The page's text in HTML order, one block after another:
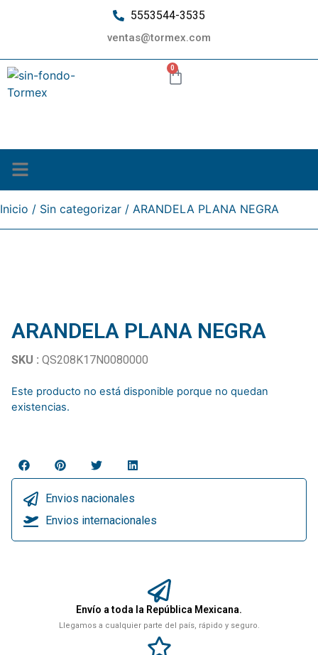
5553544-3535
ventas@tormex.com
0
Inicio / Sin categorizar / ARANDELA PLANA NEGRA
ARANDELA PLANA NEGRA
SKU : QS208K17N0080000
Este producto no está disponible porque no quedan
existencias.
Envios nacionales
Envios internacionales
Envío a toda la República Mexicana.
Llegamos a cualquier parte del país, rápido y seguro.